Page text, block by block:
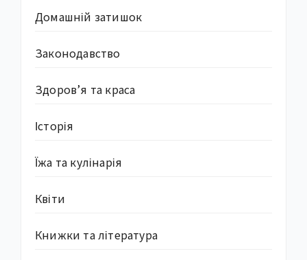
Домашній затишок
Законодавство
Здоров’я та краса
Історія
Їжа та кулінарія
Квіти
Книжки та література